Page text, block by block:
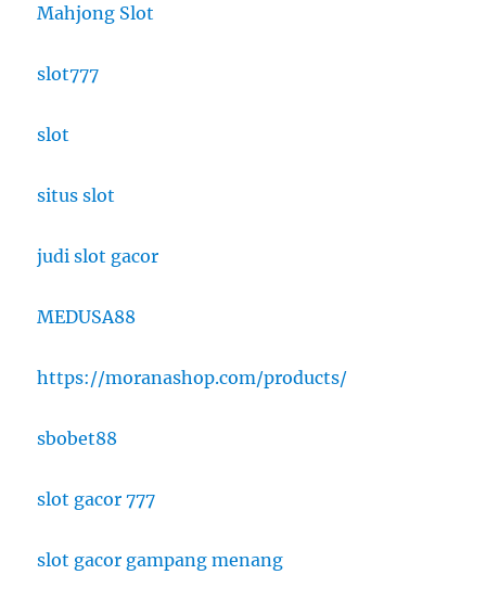
Mahjong Slot
slot777
slot
situs slot
judi slot gacor
MEDUSA88
https://moranashop.com/products/
sbobet88
slot gacor 777
slot gacor gampang menang